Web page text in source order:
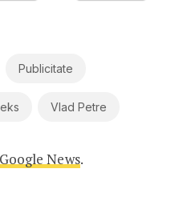
Publicitate
Vlad Petre
Google News.